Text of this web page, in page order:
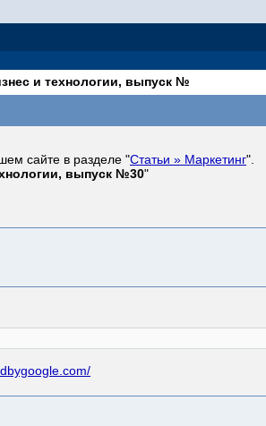
и технологии, выпуск №
сайте в разделе "Статьи » Маркетинг".
выпуск №30"